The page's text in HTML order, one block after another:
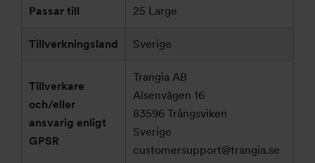
Passar till 25 Large
Tillverkningsland Sverige
Tillverkare
och/eller
ansvarig enligt
GPSR
Trangia AB
Alsenvägen 16
83596 Trångsviken
Sverige
customersupport@trangia.se